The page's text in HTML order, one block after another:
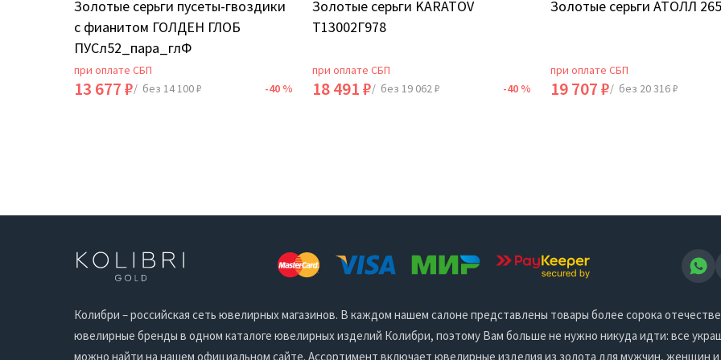
Золотые серьги пусеты-гвоздики
с фианитом ГОЛДЕН ГЛОБ
ПУСл52_пара_глФ
при оплате СБП
13 677 ₽/ без 14 100 ₽ -40 %
Золотые серьги KARATOV
Т13002Г978
при оплате СБП
18 491 ₽/ без 19 062 ₽ -40 %
Золотые серьги АТОЛЛ
при оплате СБП
19 707 ₽/ без 20 316 ₽
Колибри – российская сеть ювелирных магазинов. В каждом нашем салоне представлены товары более сорока
ювелирные бренды в одном каталоге ювелирных изделий Колибри, поэтому Вам больше не нужно никуда идти: все
можно найти на нашем официальном сайте. Ассортимент включает ювелирные изделия из золота для мужчин, женщин